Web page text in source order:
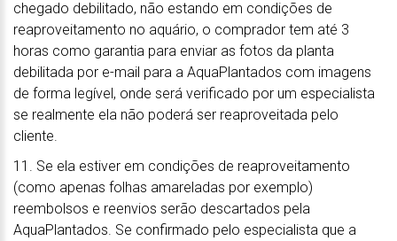
chegado debilitado, não estando em condições de
reaproveitamento no aquário, o comprador tem até 3
horas como garantia para enviar as fotos da planta
debilitada por e-mail para a AquaPlantados com imagens
de forma legível, onde será verificado por um especialista
se realmente ela não poderá ser reaproveitada pelo
cliente.
11. Se ela estiver em condições de reaproveitamento
(como apenas folhas amareladas por exemplo)
reembolsos e reenvios serão descartados pela
AquaPlantados. Se confirmado pelo especialista que a